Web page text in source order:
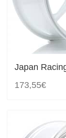
Japan
173,55€